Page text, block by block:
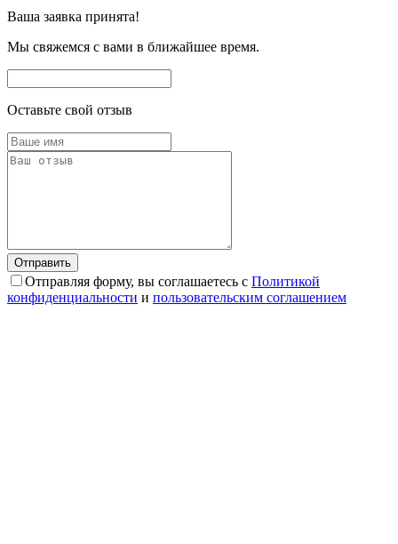
Ваша заявка принята!
Мы свяжемся с вами в ближайшее время.
Оставьте свой отзыв
Отправляя форму, вы соглашаетесь с Политикой
конфиденциальности и пользовательским соглашением